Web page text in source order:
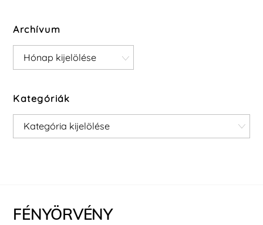
Archívum
Archívum
Kategóriák
Kategóriák
FÉNYÖRVÉNY